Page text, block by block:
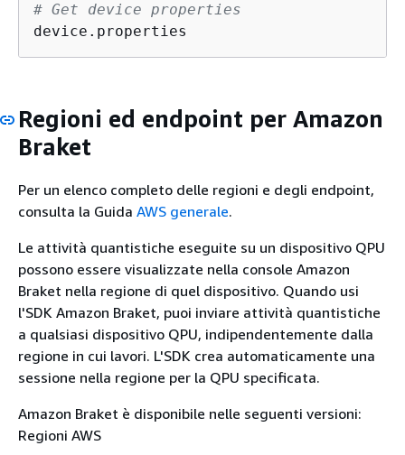
# Get device properties
device.properties
Regioni ed endpoint per Amazon
Braket
Per un elenco completo delle regioni e degli endpoint,
consulta la Guida AWS generale.
Le attività quantistiche eseguite su un dispositivo QPU
possono essere visualizzate nella console Amazon
Braket nella regione di quel dispositivo. Quando usi
l'SDK Amazon Braket, puoi inviare attività quantistiche
a qualsiasi dispositivo QPU, indipendentemente dalla
regione in cui lavori. L'SDK crea automaticamente una
sessione nella regione per la QPU specificata.
Amazon Braket è disponibile nelle seguenti versioni:
Regioni AWS